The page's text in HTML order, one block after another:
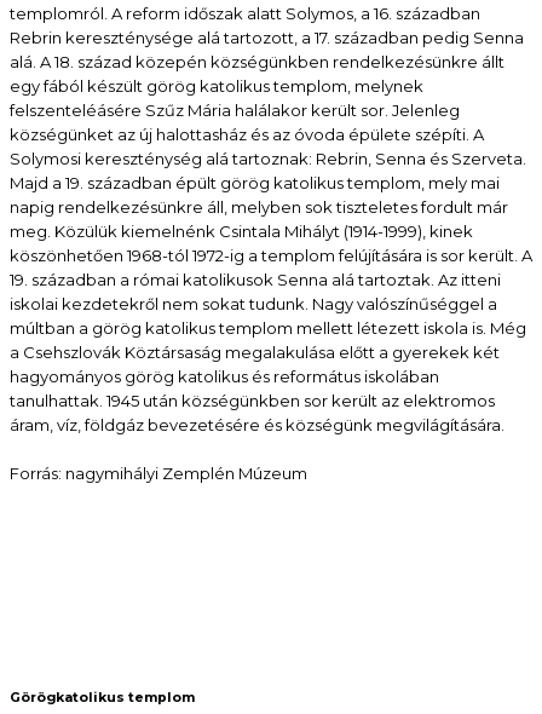
templomról. A reform időszak alatt Solymos, a 16. században
Rebrin kereszténysége alá tartozott, a 17. században pedig Senna
alá. A 18. század közepén községünkben rendelkezésünkre állt
egy fából készült görög katolikus templom, melynek
felszenteléásére Szűz Mária halálakor került sor. Jelenleg
községünket az új halottasház és az óvoda épülete szépíti. A
Solymosi kereszténység alá tartoznak: Rebrin, Senna és Szerveta.
Majd a 19. században épült görög katolikus templom, mely mai
napig rendelkezésünkre áll, melyben sok tiszteletes fordult már
meg. Közülük kiemelnénk Csintala Mihályt (1914-1999), kinek
köszönhetően 1968-tól 1972-ig a templom felújítására is sor került. A
19. században a római katolikusok Senna alá tartoztak. Az itteni
iskolai kezdetekről nem sokat tudunk. Nagy valószínűséggel a
múltban a görög katolikus templom mellett létezett iskola is. Még
a Csehszlovák Köztársaság megalakulása előtt a gyerekek két
hagyományos görög katolikus és református iskolában
tanulhattak. 1945 után községünkben sor került az elektromos
áram, víz, földgáz bevezetésére és községünk megvilágítására.
Forrás: nagymihályi Zemplén Múzeum
Görögkatolikus templom